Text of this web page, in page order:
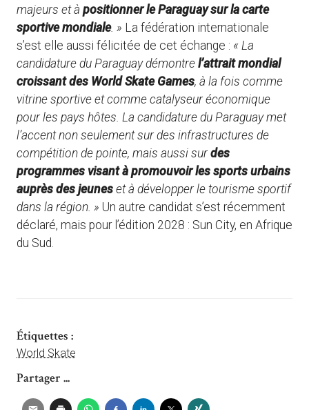
majeurs et à positionner le Paraguay sur la carte
sportive mondiale. » La fédération internationale
s’est elle aussi félicitée de cet échange : « La
candidature du Paraguay démontre l’attrait mondial
croissant des World Skate Games, à la fois comme
vitrine sportive et comme catalyseur économique
pour les pays hôtes. La candidature du Paraguay met
l’accent non seulement sur des infrastructures de
compétition de pointe, mais aussi surdes
programmes visant à promouvoir les sports urbains
auprès des jeunes et à développer le tourisme sportif
dans la région. » Un autre candidat s’est récemment
déclaré, mais pour l’édition 2028 : Sun City, en Afrique
du Sud.
Étiquettes :
World Skate
Partager ...